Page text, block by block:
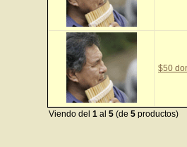
$50
Viendo del 1 al 5 (de 5 productos)